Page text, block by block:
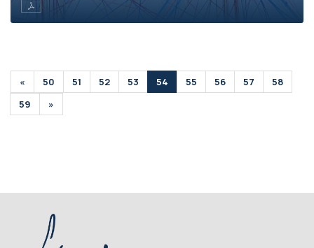
« 50 51 52 53 54 55 56 57
58
59
»